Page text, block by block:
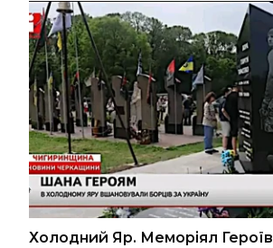
Холодний Яр. Меморіял Героїв